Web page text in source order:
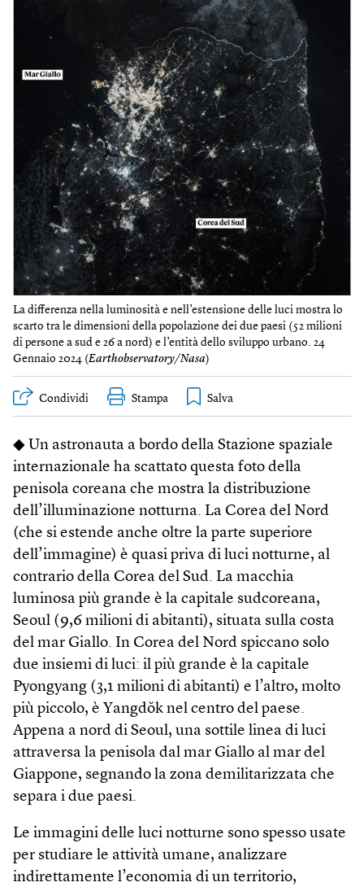
La differenza nella luminosità e nell’estensione delle luci mostra lo
scarto tra le dimensioni della popolazione dei due paesi (52 milioni
di persone a sud e 26 a nord) e l’entità dello sviluppo urbano. 24
Gennaio 2024 (Earthobservatory/Nasa)
Condividi Stampa
◆ Un astronauta a bordo della Stazione spaziale
internazionale ha scattato questa foto della
penisola coreana che mostra la distribuzione
dell’illuminazione notturna. La Corea del Nord
(che si estende anche oltre la parte superiore
dell’immagine) è quasi priva di luci notturne, al
contrario della Corea del Sud. La macchia
luminosa più grande è la capitale sudcoreana,
Seoul (9,6 milioni di abitanti), situata sulla costa
del mar Giallo. In Corea del Nord spiccano solo
due insiemi di luci: il più grande è la capitale
Pyongyang (3,1 milioni di abitanti) e l’altro, molto
più piccolo, è Yangdŏk nel centro del paese.
Appena a nord di Seoul, una sottile linea di luci
attraversa la penisola dal mar Giallo al mar del
Giappone, segnando la zona demilitarizzata che
separa i due paesi.
Le immagini delle luci notturne sono spesso usate
per studiare le attività umane, analizzare
indirettamente l’economia di un territorio,